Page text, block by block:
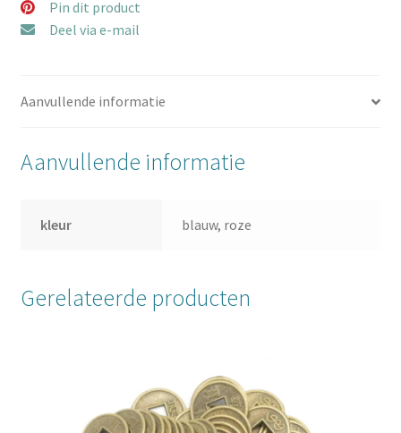
Pin dit product
Deel via e-mail
Aanvullende informatie
Aanvullende informatie
kleur blauw, roze
Gerelateerde producten